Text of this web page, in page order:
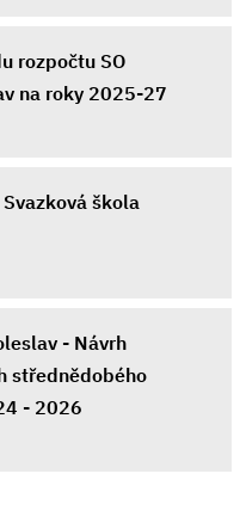
rozpočtu SO
na roky 2025-27
škola
- Návrh
střednědobého
- 2026